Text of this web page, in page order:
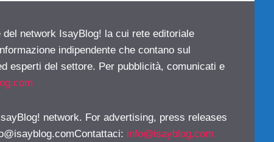
network IsayBlog! la cui rete editoriale
indipendente che contano sul
esperti del settore. Per pubblicità, comunicati e
network. For advertising, press releases
: info@isayblog.com